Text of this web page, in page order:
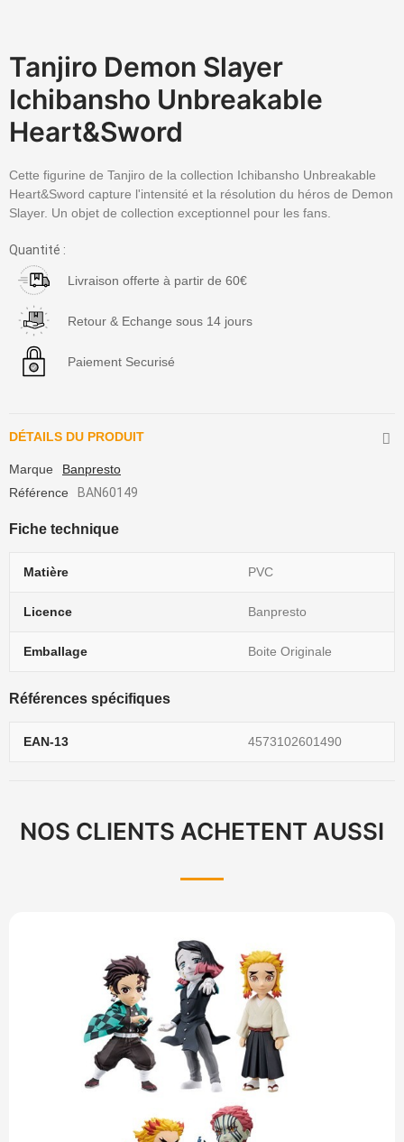
Tanjiro Demon Slayer
Ichibansho Unbreakable
Heart&Sword
Cette figurine de Tanjiro de la collection Ichibansho Unbreakable
Heart&Sword capture l'intensité et la résolution du héros de Demon
Slayer. Un objet de collection exceptionnel pour les fans.
Quantité :
Livraison offerte à partir de 60€
Retour & Echange sous 14 jours
Paiement Securisé
DÉTAILS DU PRODUIT
Marque
Banpresto
Référence
BAN60149
Fiche technique
Matière PVC
Licence Banpresto
Emballage Boite Originale
Références spécifiques
EAN-13 4573102601490
NOS CLIENTS ACHETENT AUSSI